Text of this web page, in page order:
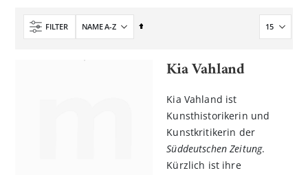
FILTER
In
Kia Vahland
Kia Vahland ist
Kunsthistorikerin und
Kunstkritikerin der
Süddeutschen Zeitung.
Kürzlich ist ihre